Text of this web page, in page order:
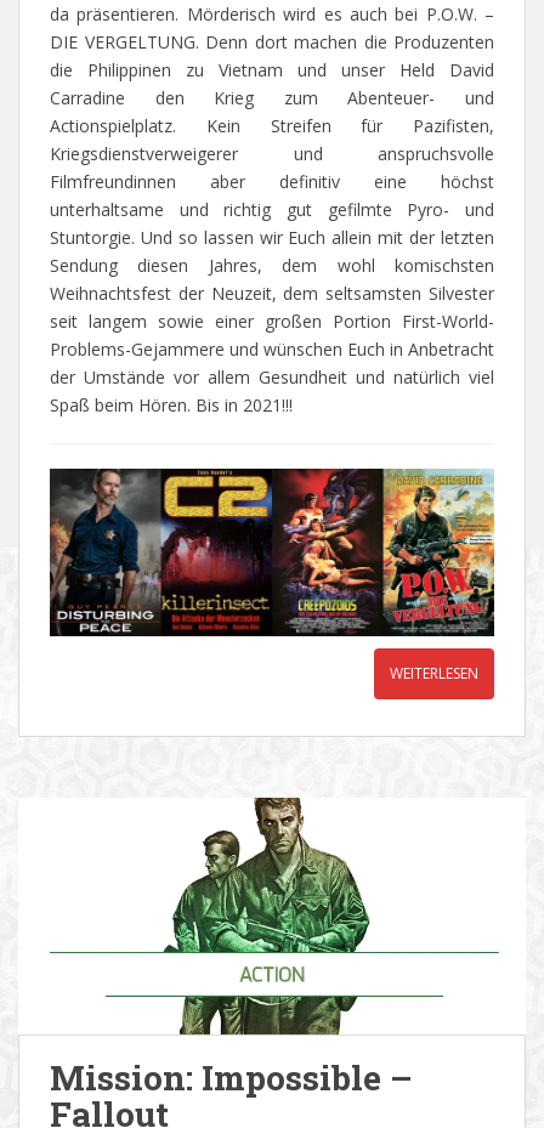
da präsentieren. Mörderisch wird es auch bei P.O.W. –
DIE VERGELTUNG. Denn dort machen die Produzenten
die Philippinen zu Vietnam und unser Held David
Carradine den Krieg zum Abenteuer- und
Actionspielplatz. Kein Streifen für Pazifisten,
Kriegsdienstverweigerer und anspruchsvolle
Filmfreundinnen aber definitiv eine höchst
unterhaltsame und richtig gut gefilmte Pyro- und
Stuntorgie. Und so lassen wir Euch allein mit der letzten
Sendung diesen Jahres, dem wohl komischsten
Weihnachtsfest der Neuzeit, dem seltsamsten Silvester
seit langem sowie einer großen Portion First-World-
Problems-Gejammere und wünschen Euch in Anbetracht
der Umstände vor allem Gesundheit und natürlich viel
Spaß beim Hören. Bis in 2021!!!
WEITERLESEN
Mission: Impossible –
Fallout